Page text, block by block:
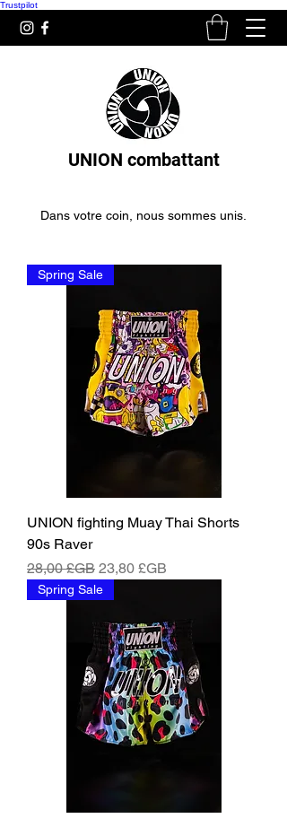
Trustpilot
UNION combattant
Dans votre coin, nous sommes unis.
Spring Sale
UNION fighting Muay Thai Shorts
90s Raver
Prix original
28,00 £GB Prix promotionnel
23,80 £GB
Spring Sale